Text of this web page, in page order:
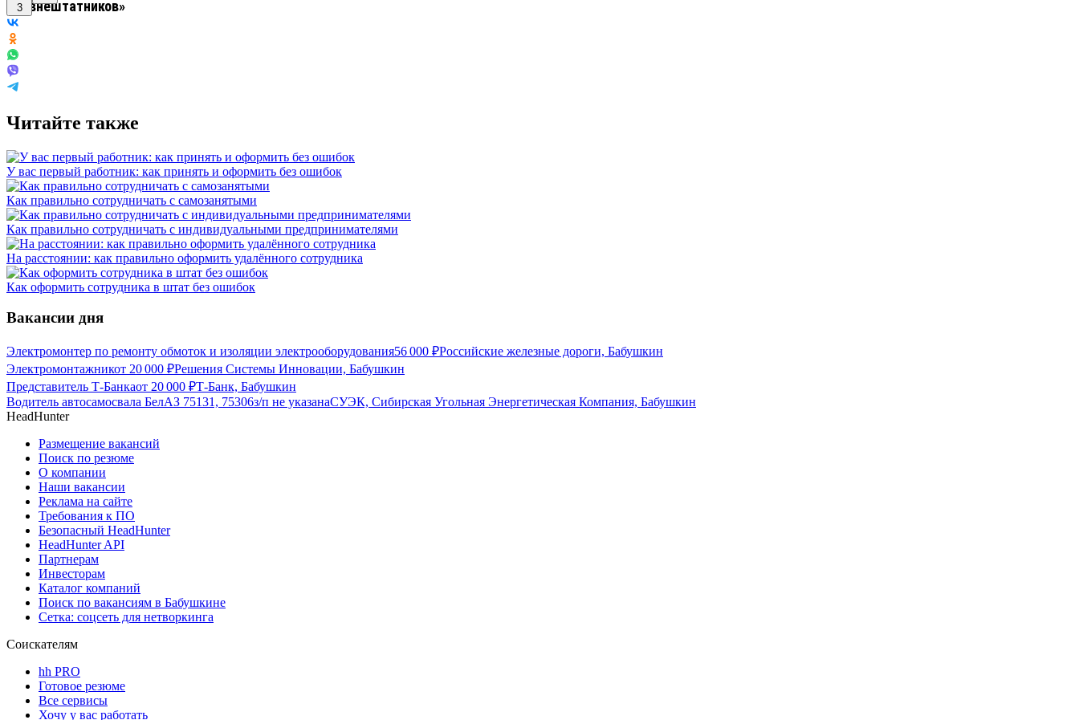
3
Читайте также
У вас первый работник: как принять и оформить без ошибок
Как правильно сотрудничать с самозанятыми
Как правильно сотрудничать с индивидуальными предпринимателями
На расстоянии: как правильно оформить удалённого сотрудника
Как оформить сотрудника в штат без ошибок
Вакансии дня
Электромонтер по ремонту обмоток и изоляции электрооборудования56 000 ₽Российские железные дороги, Бабушкин
Электромонтажникот 20 000 ₽Решения Системы Инновации, Бабушкин
Представитель Т-Банкаот 20 000 ₽Т-Банк, Бабушкин
Водитель автосамосвала БелАЗ 75131, 75306з/п не указанаСУЭК, Сибирская Угольная Энергетическая Компания, Бабушкин
HeadHunter
Размещение вакансий
Поиск по резюме
О компании
Наши вакансии
Реклама на сайте
Требования к ПО
Безопасный HeadHunter
HeadHunter API
Партнерам
Инвесторам
Каталог компаний
Поиск по вакансиям в Бабушкине
Сетка: соцсеть для нетворкинга
Соискателям
hh PRO
Готовое резюме
Все сервисы
Хочу у вас работать